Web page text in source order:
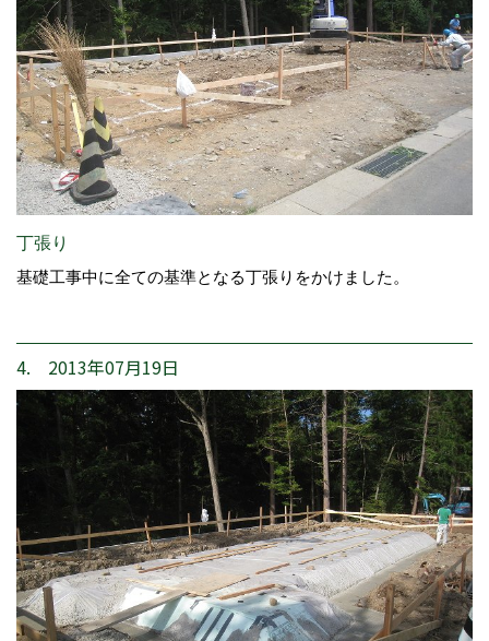
丁張り
基礎工事中に全ての基準となる丁張りをかけました。
4. 2013年07月19日